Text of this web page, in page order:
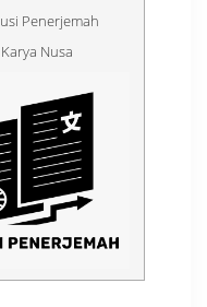
Penerjemah
Nusa